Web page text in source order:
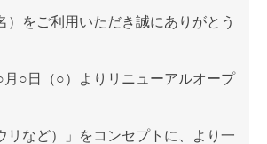
）をご利用いただき誠にありがとう
月○日（○）よりリニューアルオープ
リなど）」をコンセプトに、より一